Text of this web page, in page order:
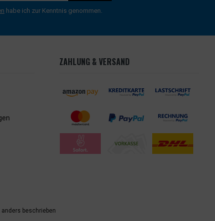
habe ich zur Kenntnis genommen.
ZAHLUNG & VERSAND
beschrieben